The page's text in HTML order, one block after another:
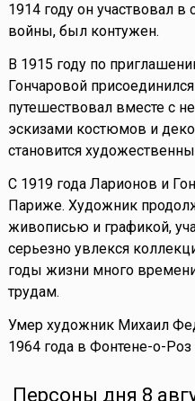
1914 году он участвовал
войны, был контужен.
В 1915 году по
Гончаровой
путешествовал вместе с
эскизами костюмов и
становится
С 1919 года Ларионов и
Париже. Художник
живописью и графикой,
серьезно увлекся
годы жизни много
трудам.
Умер художник Михаил
1964 года в Фонтене-о-
Персоны дня 8